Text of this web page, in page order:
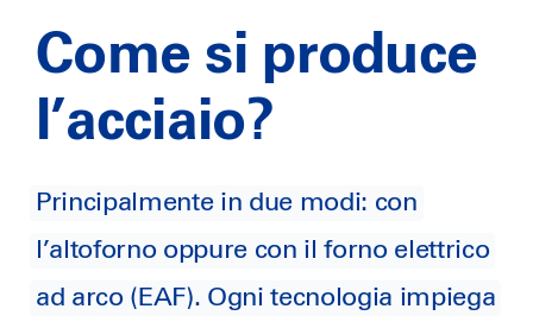
Come si produce
l’acciaio?
Principalmente in due modi: con
l’altoforno oppure con il forno elettrico
ad arco (EAF). Ogni tecnologia impiega